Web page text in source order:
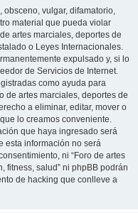
vulgar, difamatorio,
material que pueda violar
artes marciales, deportes de
o Leyes Internacionales.
expulsado y, si lo
de Servicios de Internet.
como ayuda para
de artes marciales, deportes de
a eliminar, editar, mover o
lo creamos conveniente.
que haya ingresado será
esta información no será
ni “Foro de artes
fitness, salud” ni phpBB podrán
de hacking que conlleve a